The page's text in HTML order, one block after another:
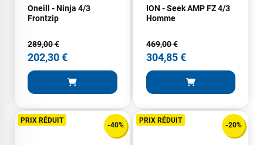
Oneill - Ninja 4/3
Frontzip
289,00 €
202,30 €
ION - Seek AMP FZ 4/3
Homme
469,00 €
304,85 €
PRIX RÉDUIT
-40%
PRIX RÉDUIT
-20%